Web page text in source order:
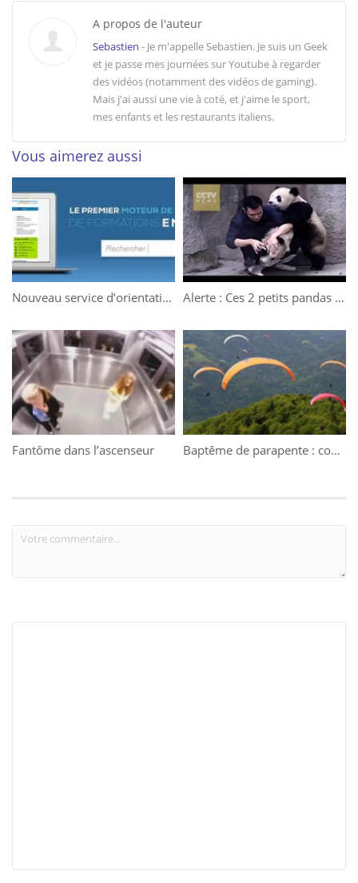
A propos de l'auteur
Sebastien - Je m'appelle Sebastien. Je suis un Geek
et je passe mes journées sur Youtube à regarder
des vidéos (notamment des vidéos de gaming).
Mais j'ai aussi une vie à coté, et j'aime le sport,
mes enfants et les restaurants italiens.
Vous aimerez aussi
Nouveau service d’orientation pour les étudiants Alerte : Ces 2 petits pandas sont trop mignons
Fantôme dans l’ascenseur Baptême de parapente : comment ça se passe ?